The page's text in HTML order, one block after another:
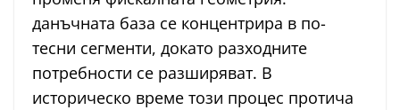
данъчната база се концентрира в по-
тесни сегменти, докато разходните
потребности се разширяват. В
историческо време този процес протича